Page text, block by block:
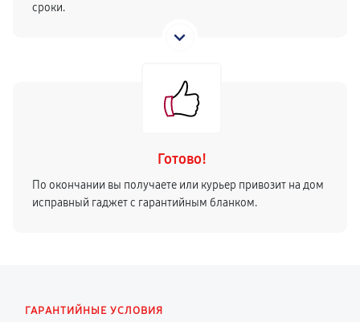
сроки.
Готово!
По окончании вы получаете или курьер привозит на дом
исправный гаджет с гарантийным бланком.
ГАРАНТИЙНЫЕ УСЛОВИЯ